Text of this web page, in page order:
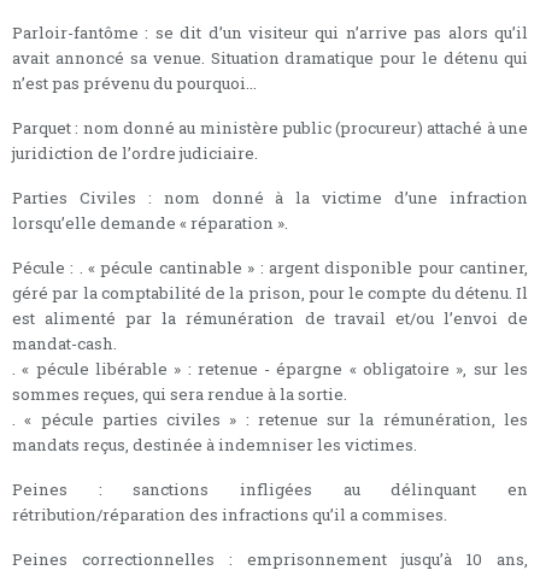
Parloir-fantôme : se dit d’un visiteur qui n’arrive pas alors qu’il
avait annoncé sa venue. Situation dramatique pour le détenu qui
n’est pas prévenu du pourquoi...
Parquet : nom donné au ministère public (procureur) attaché à une
juridiction de l’ordre judiciaire.
Parties Civiles : nom donné à la victime d’une infraction
lorsqu’elle demande « réparation ».
Pécule : . « pécule cantinable » : argent disponible pour cantiner,
géré par la comptabilité de la prison, pour le compte du détenu. Il
est alimenté par la rémunération de travail et/ou l’envoi de
mandat-cash.
. « pécule libérable » : retenue - épargne « obligatoire », sur les
sommes reçues, qui sera rendue à la sortie.
. « pécule parties civiles » : retenue sur la rémunération, les
mandats reçus, destinée à indemniser les victimes.
Peines : sanctions infligées au délinquant en
rétribution/réparation des infractions qu’il a commises.
Peines correctionnelles : emprisonnement jusqu’à 10 ans,